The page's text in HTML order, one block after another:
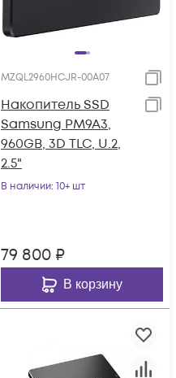
MZQL2960HCJR-00A07
Накопитель SSD
Samsung PM9A3,
960GB, 3D TLC, U.2,
2.5"
В наличии: 10+ шт
79 800 ₽
В корзину